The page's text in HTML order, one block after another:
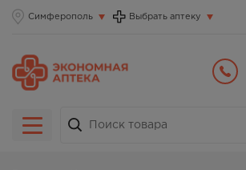
Симферополь Выбрать аптеку